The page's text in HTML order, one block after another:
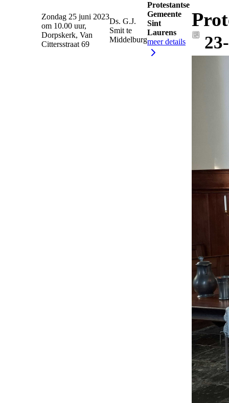
Zondag 25 juni 2023
om 10.00 uur,
Dorpskerk, Van
Cittersstraat 69
Ds. G.J.
Smit te
Middelburg
Protestantse
Gemeente
Sint
Laurens
meer details